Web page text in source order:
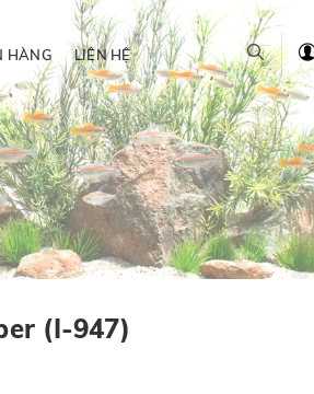
HÀNG LIÊN HỆ
(I-947)